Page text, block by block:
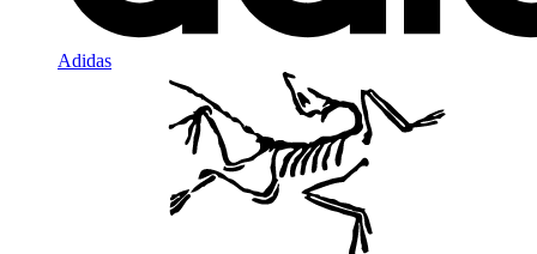
Adidas